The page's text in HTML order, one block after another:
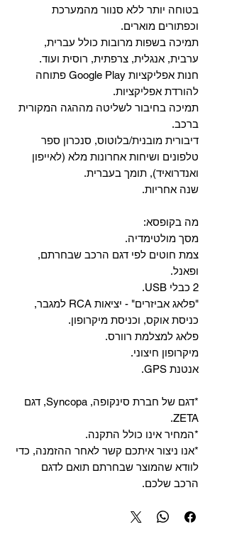
בטוחה יותר ללא סנוור מהמערכת
וכפתורים מוארים.
תמיכה בשפות מרובות כולל עברית,
ערבית, אנגלית, צרפתית, רוסית ועוד.
‏חנות אפליקציות Google Play פתוחה
להורדת אפליקציות.
‏תמיכה בחיבור לשליטה מההגה המקורית
ברכב.
‏דיבורית מובנית/בלוטוס, ‏סנכרון ספר
טלפונים ושיחות אחרונות מלא (לאייפון
ואנדרואיד), תומך בעברית.
שנה אחריות.
מה בקופסא:
מסך מולטימדיה.
צמת חוטים לפי דגם הרכב שבחרתם,
ופאנל.
2 כבלי USB.
"פלאג אביזרים" - יציאות RCA למגבר,
כניסת אוקס, וכניסת מיקרופון.
פלאג למצלמת רוורס.
מיקרופון חיצוני.
אנטנת GPS.
*דגם של חברת סינקופה, Syncopa, דגם
ZETA.
*המחיר אינו כולל התקנה.
*אנו ניצור איתכם קשר לאחר ההזמנה, כדי
לוודא שהמוצר שבחרתם תואם לדגם
הרכב שלכם.